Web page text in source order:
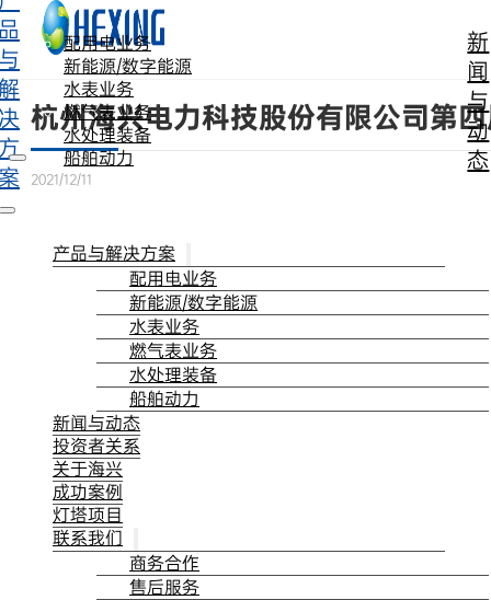
跳转到主要内容 跳转到页脚
配用电业务
新能源/数字能源
水表业务
燃气表业务
水处理装备
船舶动力
新
闻
与
动
态
产品与解决方案
配用电业务
新能源/数字能源
水表业务
燃气表业务
水处理装备
船舶动力
新闻与动态
投资者关系
关于海兴
成功案例
灯塔项目
联系我们
商务合作
售后服务
杭州海兴电力科技股份有限公司第
2021/12/11